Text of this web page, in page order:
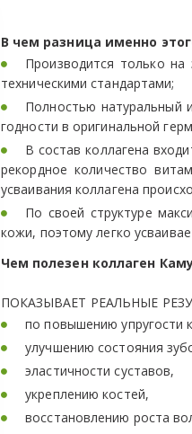
В чем разница именно
Производится только
техническими стандартами;
Полностью натуральный
годности в оригинальной
В состав коллагена
рекордное количество
усваивания коллагена
По своей структуре
кожи, поэтому легко
Чем полезен коллаген
ПОКАЗЫВАЕТ РЕАЛЬНЫЕ
по повышению упругости
улучшению состояния
эластичности суставов,
укреплению костей,
восстановлению роста